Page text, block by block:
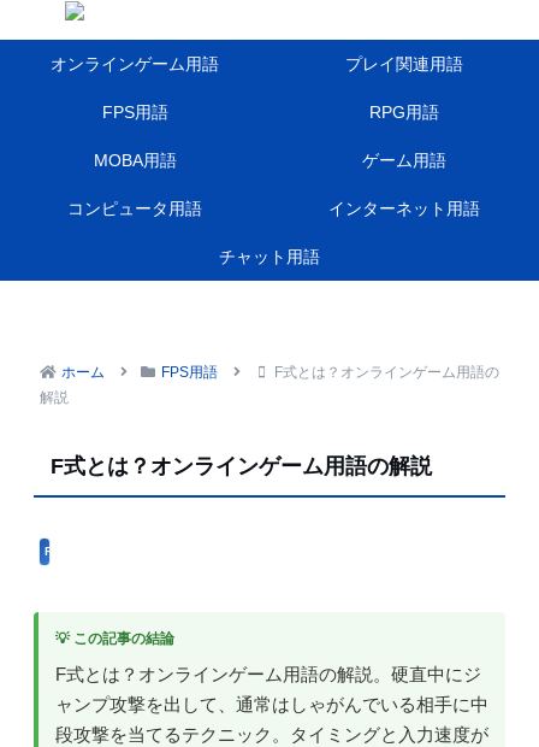
オンラインゲーム用語 プレイ関連用語
FPS用語 RPG用語
MOBA用語 ゲーム用語
コンピュータ用語 インターネット用語
チャット用語
ホーム FPS用語
F式とは？オンラインゲーム用語の
解説
F式とは？オンラインゲーム用語の解説
FPS用語
💡 この記事の結論
F式とは？オンラインゲーム用語の解説。硬直中にジ
ャンプ攻撃を出して、通常はしゃがんでいる相手に中
段攻撃を当てるテクニック。タイミングと入力速度が